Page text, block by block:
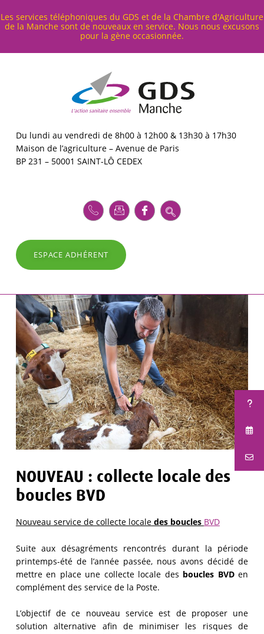
Les services téléphoniques du GDS et de la Chambre d'Agriculture
de la Manche sont de nouveaux en service. Nous nous excusons
pour la gène occasionnée.
G
Du lundi au vendredi de 8h00 à 12h00 & 13h30 à 17h30
Maison de l’agriculture – Avenue de Paris
BP 231 – 50001 SAINT-LÔ CEDEX
ESPACE ADHÉRENT
NOUVEAU : collecte locale des
boucles BVD
Nouveau service de collecte localedes boucles BVD
Suite aux désagréments rencontrés durant la période
printemps-été de l’année passée, nous avons décidé de
mettre en place une collecte locale des boucles BVDen
complément des service de la Poste.
L’objectif de ce nouveau service est de proposer une
solution alternative afin de minimiser les risques de